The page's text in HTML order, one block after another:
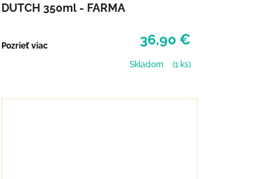
DUTCH 350ml - FARMA
36,90 €
Pozrieť viac
Skladom
(1 ks)